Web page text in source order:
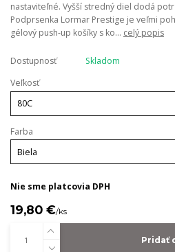
nastaviteľné. Vyšší stredný diel dodá
Podprsenka Lormar Prestige je veľmi
gélový push-up košíky s ko... celý popis
Dostupnosť
Skladom
Veľkosť
Farba
Nie sme platcovia DPH
19,80 €/ks
Pridať